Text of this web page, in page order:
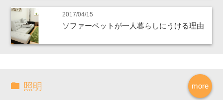
2017/04/15
ソファーベットが一人暮らしにうける理由
more
照明